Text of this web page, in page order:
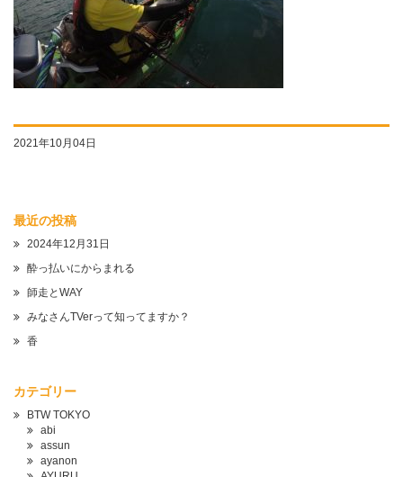
2021年10月04日
最近の投稿
2024年12月31日
酔っ払いにからまれる
師走とWAY
みなさんTVerって知ってますか？
香
カテゴリー
BTW TOKYO
abi
assun
ayanon